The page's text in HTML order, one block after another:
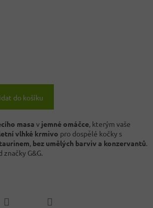
do košíku
masa v jemné omáčce, kterým vaše
vlhké krmivo pro dospělé kočky s
, bez umělých barviv a konzervantů.
G&G.